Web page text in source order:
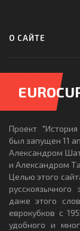
О САЙТЕ
Проект
был запущен 11
Александром
и Александром
Целью этого
даже этого
еврокубков с
удобного и